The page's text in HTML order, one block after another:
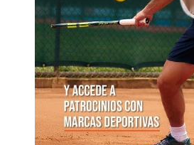
Otro golpe para los fanáticos que no
pudieron ver a...